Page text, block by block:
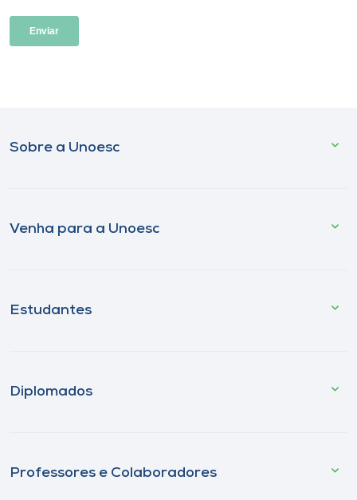
Sobre a Unoesc
Venha para a Unoesc
Estudantes
Diplomados
Professores e Colaboradores